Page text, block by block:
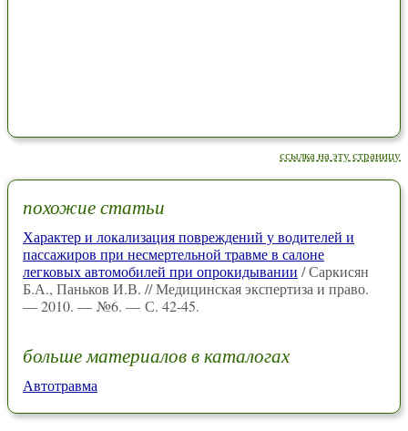
ссылка на эту страницу
похожие статьи
Характер и локализация повреждений у водителей и
пассажиров при несмертельной травме в салоне
легковых автомобилей при опрокидывании / Саркисян
Б.А., Паньков И.В. // Медицинская экспертиза и право.
— 2010. — №6. — С. 42-45.
больше материалов в каталогах
Автотравма